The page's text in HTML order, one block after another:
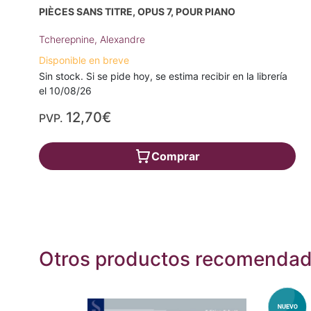
PIÈCES SANS TITRE, OPUS 7, POUR PIANO
Tcherepnine, Alexandre
Disponible en breve
Sin stock. Si se pide hoy, se estima recibir en la librería
el 10/08/26
PVP. 12,70€
Comprar
Otros productos